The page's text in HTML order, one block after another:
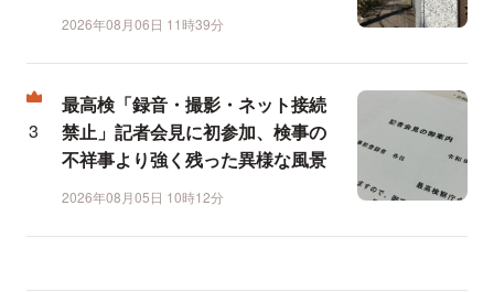
2026年08月06日 11時39分
最高検「録音・撮影・ネット接続
禁止」記者会見に初参加、検事の
不祥事より強く残った異様な風景
2026年08月05日 10時12分